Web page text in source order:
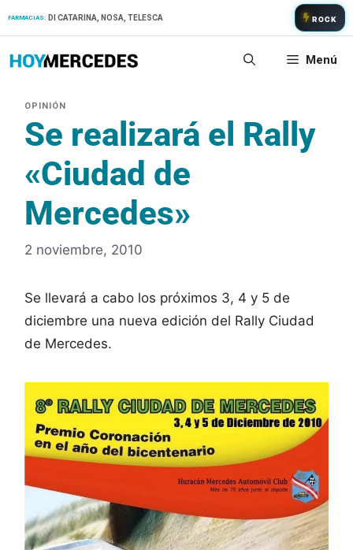
FARMACIAS: DI CATARINA, NOSA, TELESCA ROCK
Menú
Se realizará el Rally
«Ciudad de
Mercedes»
2 noviembre, 2010
Se llevará a cabo los próximos 3, 4 y 5 de
diciembre una nueva edición del Rally Ciudad
de Mercedes.